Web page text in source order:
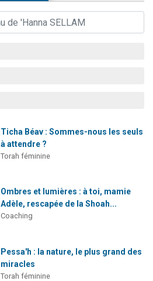
Ticha Béav : Sommes-nous les seuls
à attendre ?
Torah féminine
Ombres et lumières : à toi, mamie
Adèle, rescapée de la Shoah...
Coaching
Pessa'h : la nature, le plus grand des
miracles
Torah féminine